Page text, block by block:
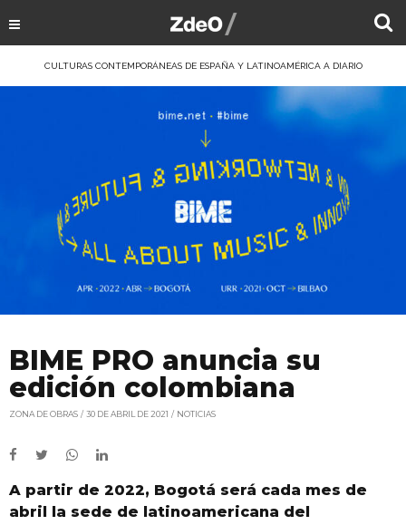
CULTURAS CONTEMPORÁNEAS DE ESPAÑA Y LATINOAMÉRICA A DIARIO
BIME PRO anuncia su
edición colombiana
ZONA DE OBRAS 30 DE ABRIL DE 2021 NOTICIAS
A partir de 2022, Bogotá será cada mes de
abril la sede de latinoamericana del